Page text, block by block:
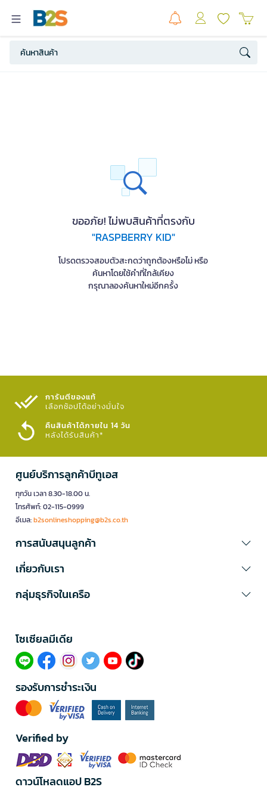
ขออภัย! ไม่พบสินค้าที่ตรงกับ
"RASPBERRY KID"
โปรดตรวจสอบตัวสะกดว่าถูกต้องหรือไม่ หรือ
ค้นหาโดยใช้คำที่ใกล้เคียง
กรุณาลองค้นหาใหม่อีกครั้ง
การันตีของแท้
เลือกช้อปได้อย่างมั่นใจ​
คืนสินค้าได้ภายใน 14 วัน
หลังได้รับสินค้า*
ศูนย์บริการลูกค้าบีทูเอส
ทุกวัน เวลา 8.30-18.00 น.
โทรศัพท์: 02-115-0999
อีเมล:b2sonlineshopping@b2s.co.th
การสนับสนุนลูกค้า
เกี่ยวกับเรา
กลุ่มธุรกิจในเครือ
โซเซียลมีเดีย​
รองรับการชำระเงิน
Verified by
ดาวน์โหลดแอป B2S